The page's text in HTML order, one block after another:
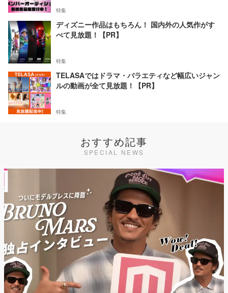
特集
ディズニー作品はもちろん！ 国内外の人気作がす
べて見放題！【PR】
特集
TELASAではドラマ・バラエティなど幅広いジャン
ルの動画が全て見放題！【PR】
特集
おすすめ記事
SPECIAL NEWS